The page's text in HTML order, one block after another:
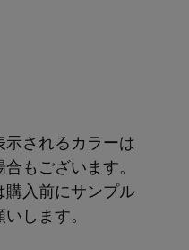
されるカラーは
もございます。
購入前にサンプル
します。